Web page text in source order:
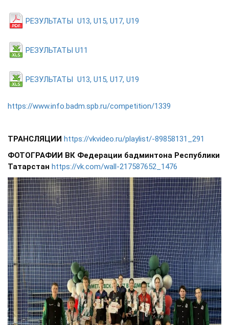
РЕЗУЛЬТАТЫ U13, U15, U17, U19
РЕЗУЛЬТАТЫ U11
РЕЗУЛЬТАТЫ U13, U15, U17, U19
https://www.info.badm.spb.ru/competition/1339
ТРАНСЛЯЦИИ https://vkvideo.ru/playlist/-89858131_291
ФОТОГРАФИИ ВК Федерации бадминтона Республики
Татарстан https://vk.com/wall-217587652_1476